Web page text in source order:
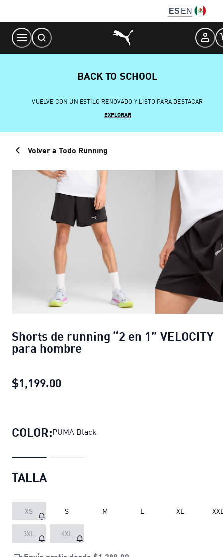
Content
ES EN
BACK TO SCHOOL
VUELVE CON UN ESTILO RENOVADO Y LISTO PARA DESTACAR
EXPLORAR
Volver a Todo Running
Shorts de running “2 en 1” VELOCITY
para hombre
$1,199.00
COLOR:PUMA Black
TALLA
XS S M L XL
3XL 4XL